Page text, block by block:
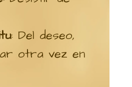
: Del deseo,
otra vez en